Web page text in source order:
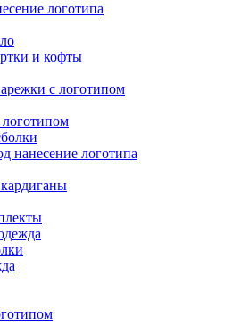
логотипа
и кофты
с логотипом
нанесение логотипа